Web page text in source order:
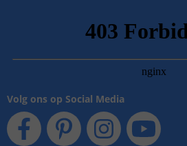
Volg ons op Social Media